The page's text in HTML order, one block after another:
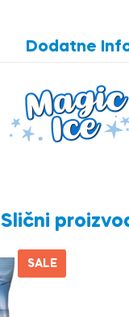
Dodatne
Slični
SALE